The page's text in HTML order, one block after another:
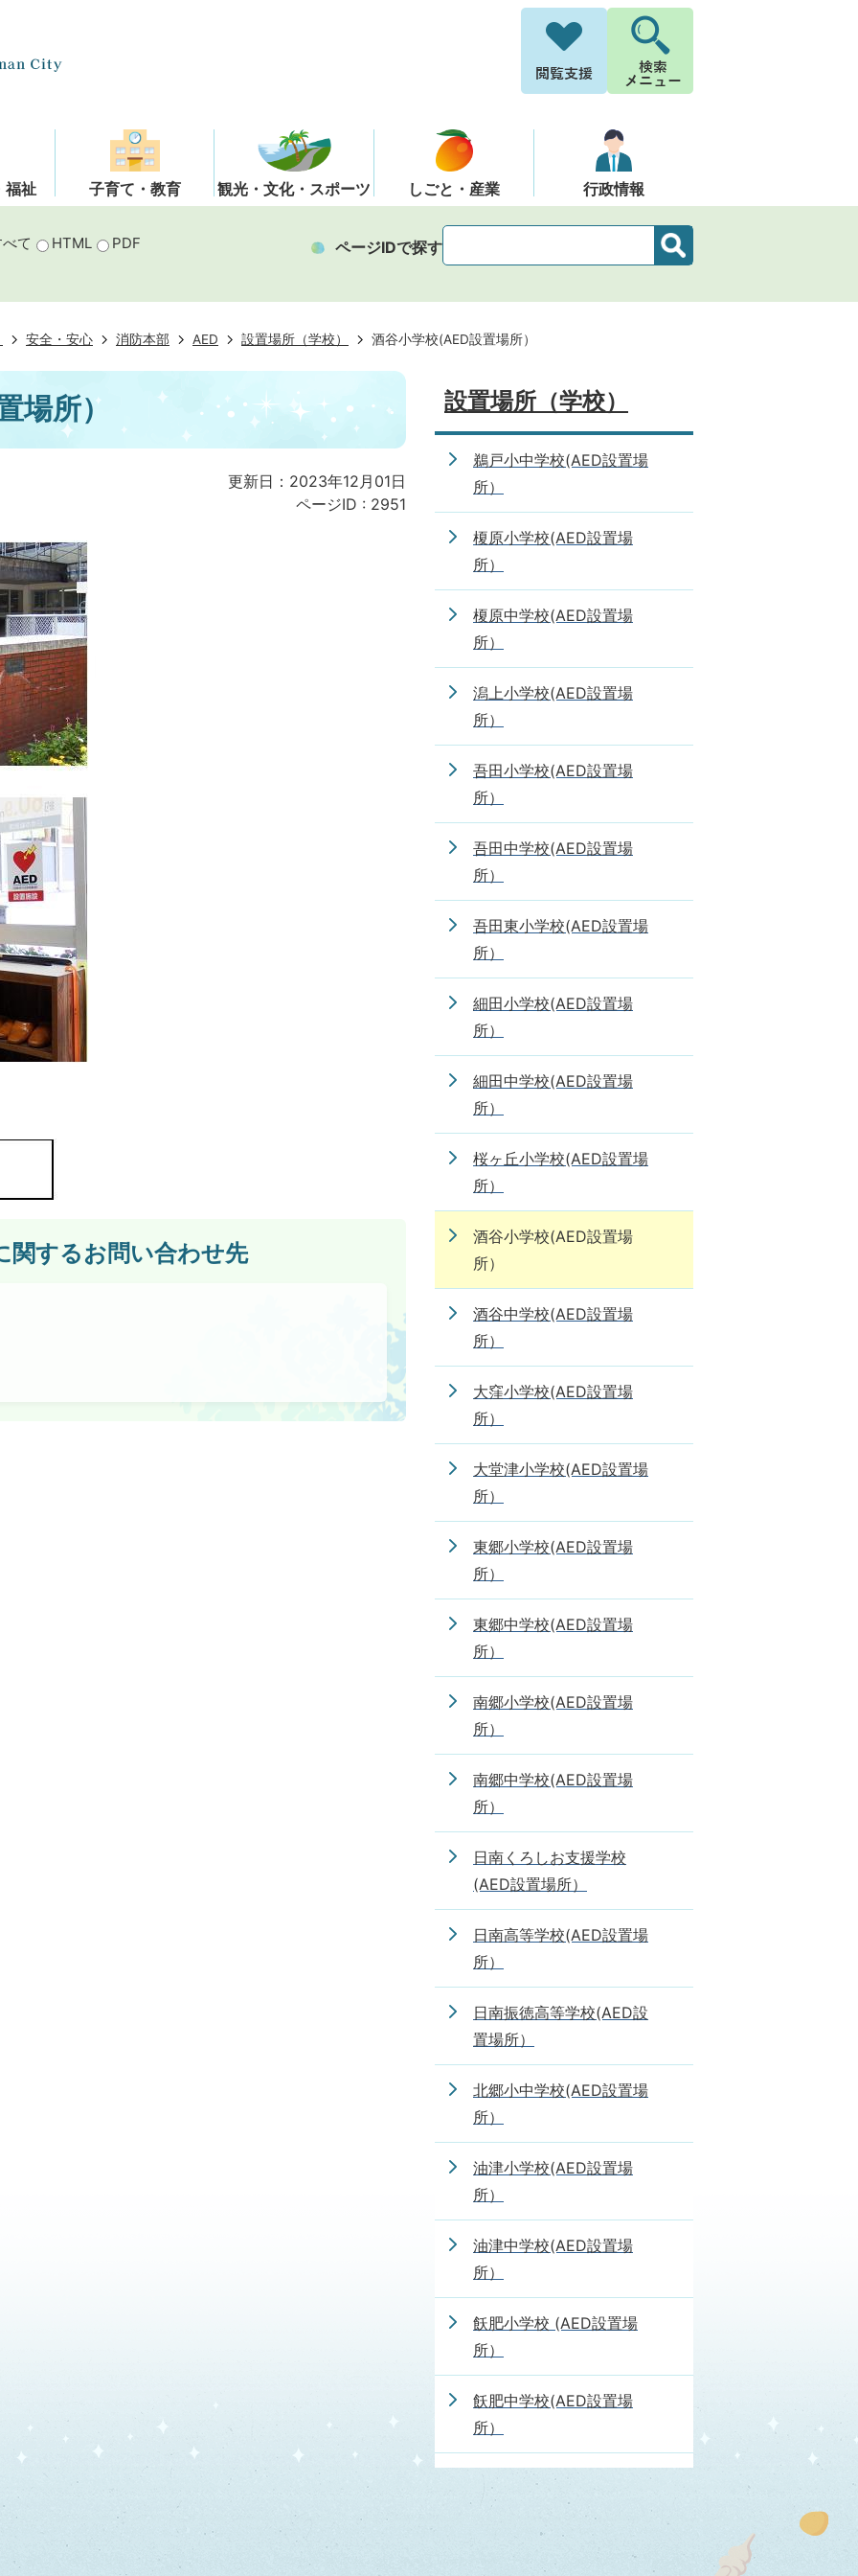
福祉 子育て・教育 観光・文化・スポーツ しごと・産業 行政情報
て HTML PDF ページIDで探す
安全・安心 消防本部 AED 設置場所（学校） 酒谷小学校(AED設置場所）
場所）
更新日：2023年12月01日
ページID : 2951
関するお問い合わせ先
設置場所（学校）
鵜戸小中学校(AED設置場
所）
榎原小学校(AED設置場
所）
榎原中学校(AED設置場
所）
潟上小学校(AED設置場
所）
吾田小学校(AED設置場
所）
吾田中学校(AED設置場
所）
吾田東小学校(AED設置場
所）
細田小学校(AED設置場
所）
細田中学校(AED設置場
所）
桜ヶ丘小学校(AED設置場
所）
酒谷小学校(AED設置場
所）
酒谷中学校(AED設置場
所）
大窪小学校(AED設置場
所）
大堂津小学校(AED設置場
所）
東郷小学校(AED設置場
所）
東郷中学校(AED設置場
所）
南郷小学校(AED設置場
所）
南郷中学校(AED設置場
所）
日南くろしお支援学校
(AED設置場所）
日南高等学校(AED設置場
所）
日南振徳高等学校(AED設
置場所）
北郷小中学校(AED設置場
所）
油津小学校(AED設置場
所）
油津中学校(AED設置場
所）
飫肥小学校 (AED設置場
所）
飫肥中学校(AED設置場
所）